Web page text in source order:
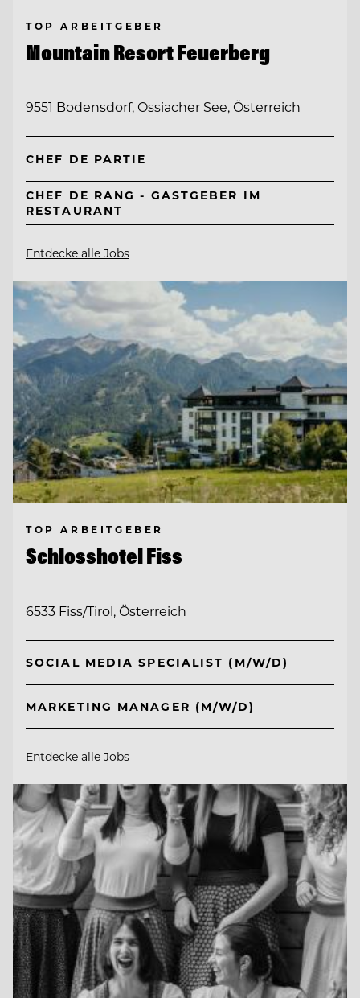
TOP ARBEITGEBER
Mountain Resort Feuerberg
9551 Bodensdorf, Ossiacher See, Österreich
CHEF DE PARTIE
CHEF DE RANG - GASTGEBER IM
RESTAURANT
Entdecke alle Jobs
TOP ARBEITGEBER
Schlosshotel Fiss
6533 Fiss/Tirol, Österreich
SOCIAL MEDIA SPECIALIST (M/W/D)
MARKETING MANAGER (M/W/D)
Entdecke alle Jobs